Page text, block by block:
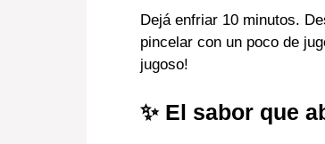
Dejá enfriar 10 minutos.
pincelar con un poco de
jugoso!
✨ El sabor que